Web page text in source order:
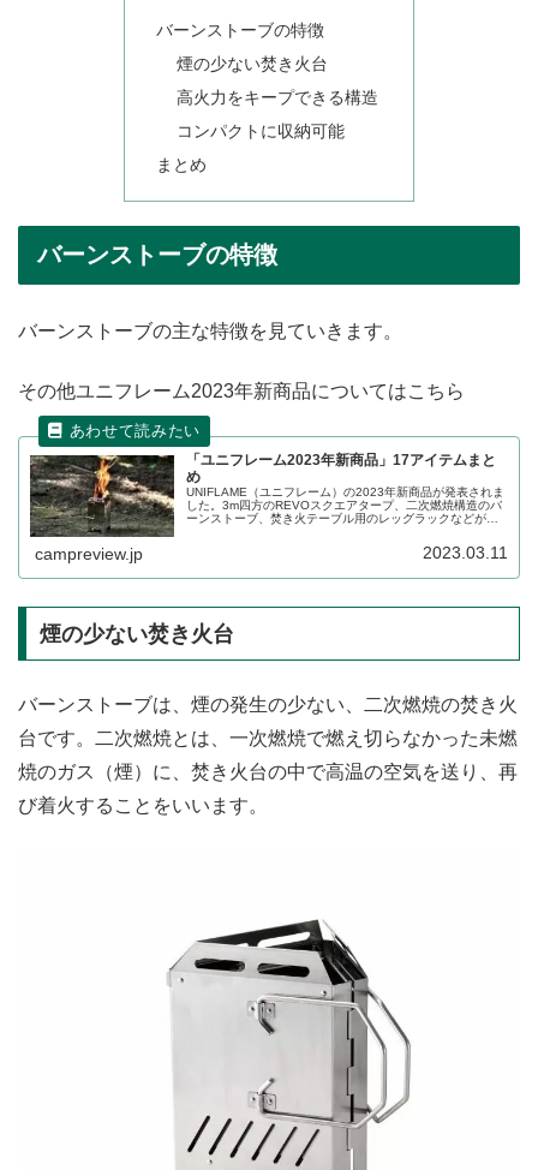
バーンストーブの特徴
煙の少ない焚き火台
高火力をキープできる構造
コンパクトに収納可能
まとめ
バーンストーブの特徴
バーンストーブの主な特徴を見ていきます。
その他ユニフレーム2023年新商品についてはこちら
「ユニフレーム2023年新商品」17アイテムまと
め
UNIFLAME（ユニフレーム）の2023年新商品が発表されま
した。3m四方のREVOスクエアタープ、二次燃焼構造のバ
ーンストーブ、焚き火テーブル用のレッグラックなどが登
campreview.jp 2023.03.11
煙の少ない焚き火台
バーンストーブは、煙の発生の少ない、二次燃焼の焚き火
台です。二次燃焼とは、一次燃焼で燃え切らなかった未燃
焼のガス（煙）に、焚き火台の中で高温の空気を送り、再
び着火することをいいます。